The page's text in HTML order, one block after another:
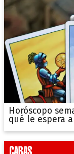
Horóscopo
qué le espera